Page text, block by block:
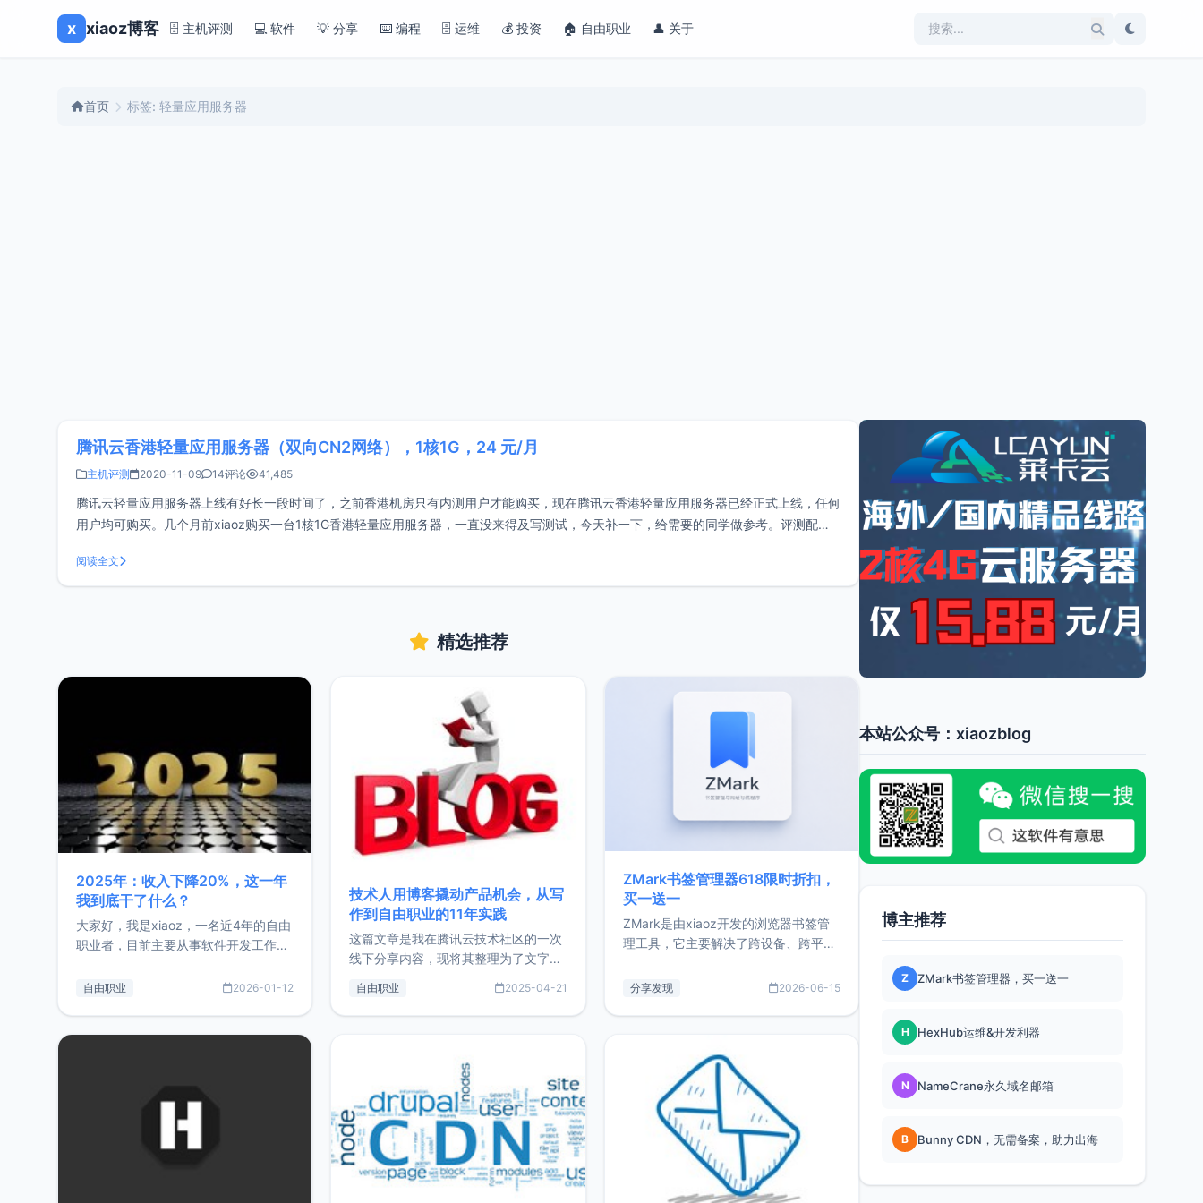
x xiaoz博客 🗄️ 主机评测 💻 软件 💡 分享 ⌨️ 编程 🗄️ 运维 💰 投资 🏠 自由职业 👤 关于
首页 标签: 轻量应用服务器
腾讯云香港轻量应用服务器（双向CN2网络），1核1G，24 元/月
主机评测 2020-11-09 14评论 41,485
腾讯云轻量应用服务器上线有好长一段时间了，之前香港机房只有内测用户才能购买，现在腾讯云香港轻量应用服务器已经正式上线，任何
用户均可购买。几个月前xiaoz购买一台1核1G香港轻量应用服务器，一直没来得及写测试，今天补一下，给需要的同学做参考。评测配置
阅读全文
精选推荐
2025年：收入下降20%，这一年
我到底干了什么？
大家好，我是xiaoz，一名近4年的自由
职业者，目前主要从事软件开发工作。
的总结，内容主要包括：工作、学习、
自由职业 2026-01-12
技术人用博客撬动产品机会，从写
作到自由职业的11年实践
这篇文章是我在腾讯云技术社区的一次
线下分享内容，现将其整理为了文字
版，分享了写博客11年来的经历，以及
通过博客过渡到做产品和走向自由职业
的一个小故事。文中还首次公开了我的
前从事服务器运维相关工作，现在已经
转自由职业3年，目前
自由职业 2025-04-21
ZMark书签管理器618限时折扣，
买一送一
ZMark是由xiaoz开发的浏览器书签管
理工具，它主要解决了跨设备、跨平
做到一处部署、随处访问。同时，它还
量级： 使用Bun + Hono.js
分享发现 2026-06-15
本站公众号：xiaozblog
博主推荐
Z ZMark书签管理器，买一送一
H HexHub运维&开发利器
N NameCrane永久域名邮箱
B Bunny CDN，无需备案，助力出海